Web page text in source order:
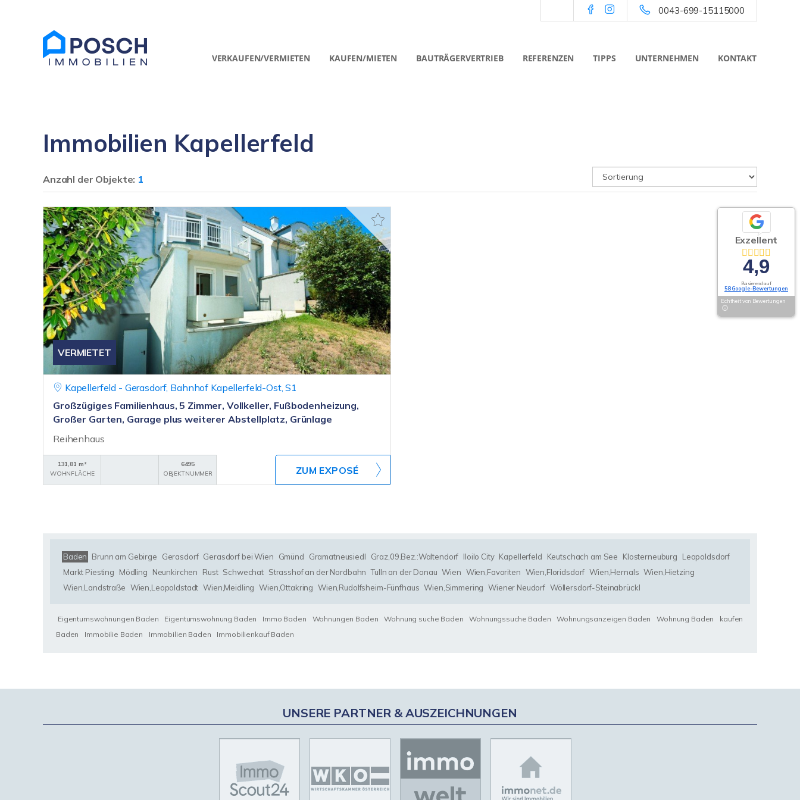
0043-699-15115000
VERKAUFEN/VERMIETEN KAUFEN/MIETEN BAUTRÄGERVERTRIEB REFERENZEN TIPPS UNTERNEHMEN KONTAKT
Immobilien Kapellerfeld
Anzahl der Objekte: 1
VERMIETET
Kapellerfeld - Gerasdorf, Bahnhof Kapellerfeld-Ost, S1
Großzügiges Familienhaus, 5 Zimmer, Vollkeller, Fußbodenheizung,
Großer Garten, Garage plus weiterer Abstellplatz, Grünlage
Reihenhaus
131,81 m²
WOHNFLÄCHE
6495
OBJEKTNUMMER
ZUM EXPOSÉ
Baden Brunn am Gebirge Gerasdorf Gerasdorf bei Wien Gmünd Gramatneusiedl Graz,09.Bez.:Waltendorf Iloilo City Kapellerfeld Keutschach am See Klosterneuburg
Leopoldsdorf
Markt Piesting
Mödling Neunkirchen Rust Schwechat Strasshof an der Nordbahn Tulln an der Donau Wien Wien,Favoriten Wien,Floridsdorf Wien,Hernals Wien,Hietzing
Wien,Landstraße Wien,Leopoldstadt Wien,Meidling Wien,Ottakring Wien,Rudolfsheim-Fünfhaus Wien,Simmering Wiener Neudorf Wöllersdorf-Steinabrückl
Eigentumswohnungen Baden Eigentumswohnung Baden Immo Baden Wohnungen Baden Wohnung suche Baden Wohnungssuche Baden Wohnungsanzeigen Baden Wohnung Baden
kaufen
Baden
Immobilie Baden Immobilien Baden Immobilienkauf Baden
Exzellent
4,9
Basierend auf
58 Google-Bewertungen
Echtheit von Bewertungen
UNSERE PARTNER & AUSZEICHNUNGEN